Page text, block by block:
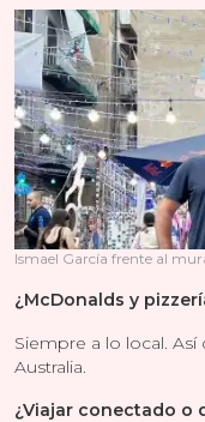
Ismael García frente al
¿McDonalds y
Siempre a lo local.
Australia.
¿Viajar conectado o